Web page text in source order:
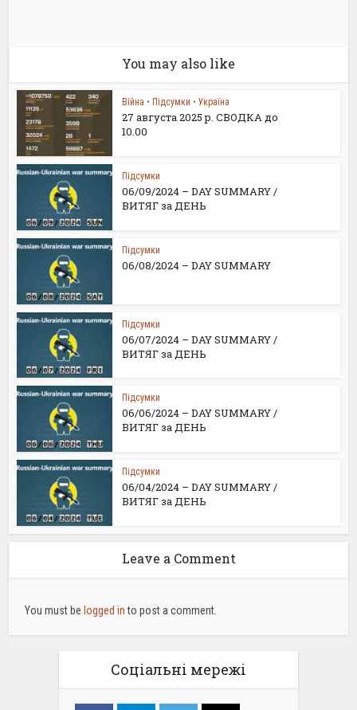
You may also like
Війна • Підсумки • Україна
27 августа 2025 р. СВОДКА до
10.00
Підсумки
06/09/2024 – DAY SUMMARY /
ВИТЯГ за ДЕНЬ
Підсумки
06/08/2024 – DAY SUMMARY
Підсумки
06/07/2024 – DAY SUMMARY /
ВИТЯГ за ДЕНЬ
Підсумки
06/06/2024 – DAY SUMMARY /
ВИТЯГ за ДЕНЬ
Підсумки
06/04/2024 – DAY SUMMARY /
ВИТЯГ за ДЕНЬ
Leave a Comment
You must be logged into post a comment.
Соціальні мережі